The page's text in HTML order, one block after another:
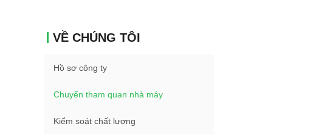
VỀ CHÚNG TÔI
Hồ sơ công ty
Chuyến tham quan nhà máy
Kiểm soát chất lượng